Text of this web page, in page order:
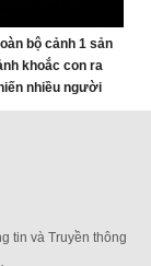
bộ cảnh 1 sản
khoắc con ra
nhiều người
tin và Truyền thông